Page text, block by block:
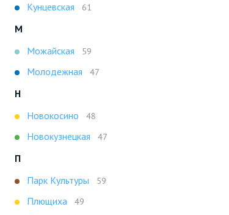
Кунцевская 61
М
Можайская
59
Молодежная 47
Н
Новокосино
48
Новокузнецкая 47
П
Парк Культуры
59
Плющиха 49